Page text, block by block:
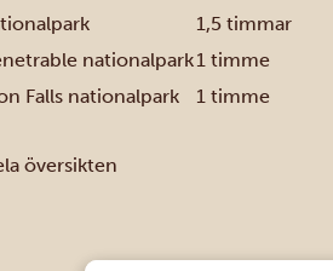
1,5 timmar
nationalpark1 timme
Falls nationalpark
1 timme
översikten